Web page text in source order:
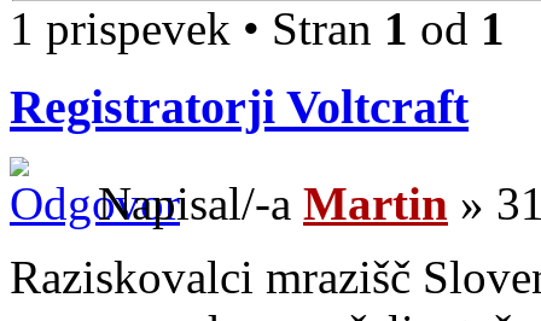
1 prispevek • Stran 1 od 1
Registratorji Voltcraft
Napisal/-a Martin »
Raziskovalci mrazišč